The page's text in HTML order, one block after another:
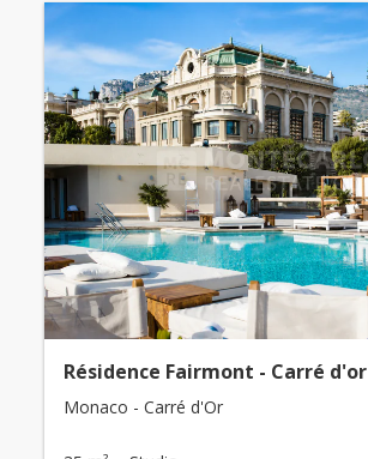
Résidence Fairmont - Carré d'or
Monaco - Carré d'Or